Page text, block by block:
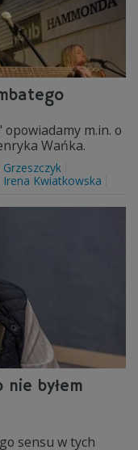
m.in. o
Wańka.
Irena Kwiatkowska
nie byłem
sensu w tych